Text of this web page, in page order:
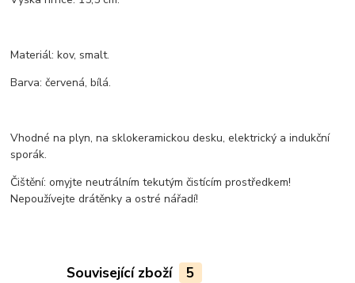
Materiál: kov, smalt.
Barva: červená, bílá.
Vhodné na plyn, na sklokeramickou desku, elektrický a indukční
sporák.
Čištění: omyjte neutrálním tekutým čistícím prostředkem!
Nepoužívejte drátěnky a ostré nářadí!
Související zboží 5